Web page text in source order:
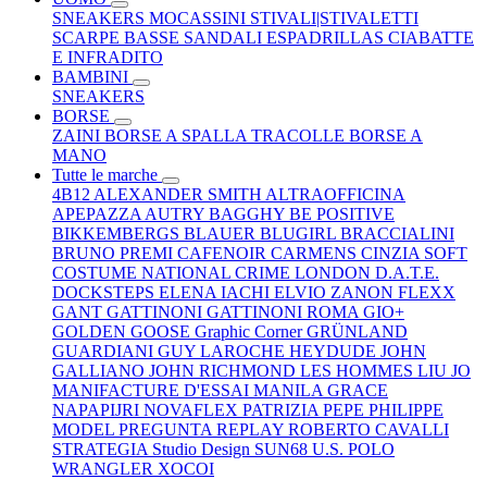
SNEAKERS MOCASSINI STIVALI|STIVALETTI
SCARPE BASSE SANDALI ESPADRILLAS CIABATTE
E INFRADITO
BAMBINI
SNEAKERS
BORSE
ZAINI BORSE A SPALLA TRACOLLE BORSE A
MANO
Tutte le marche
4B12 ALEXANDER SMITH ALTRAOFFICINA
APEPAZZA AUTRY BAGGHY BE POSITIVE
BIKKEMBERGS BLAUER BLUGIRL BRACCIALINI
BRUNO PREMI CAFENOIR CARMENS CINZIA SOFT
COSTUME NATIONAL CRIME LONDON D.A.T.E.
DOCKSTEPS ELENA IACHI ELVIO ZANON FLEXX
GANT GATTINONI GATTINONI ROMA GIO+
GOLDEN GOOSE Graphic CornerGRÜNLAND
GUARDIANI GUY LAROCHE HEYDUDE JOHN
GALLIANO JOHN RICHMOND LES HOMMES LIU JO
MANIFACTURE D'ESSAI MANILA GRACE
NAPAPIJRI NOVAFLEX PATRIZIA PEPE PHILIPPE
MODEL PREGUNTA REPLAY ROBERTO CAVALLI
STRATEGIA Studio Design SUN68 U.S. POLO
WRANGLER XOCOI